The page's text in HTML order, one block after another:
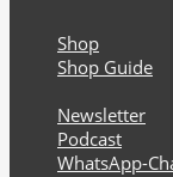
Shop
Shop Guide
Newsletter
Podcast
WhatsApp-